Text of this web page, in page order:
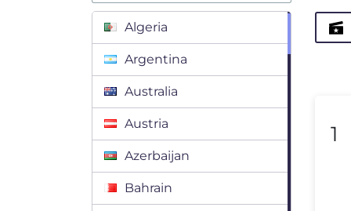
Algeria
Argentina
Australia
Austria
Azerbaijan
Bahrain
1